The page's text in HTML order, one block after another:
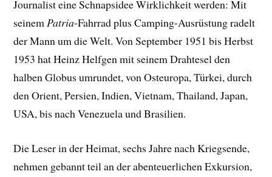
Journalist eine Schnapsidee Wirklichkeit werden: Mit
seinemPatria-Fahrrad plus Camping-Ausrüstung radelt
der Mann um die Welt. Von September 1951 bis Herbst
1953 hat Heinz Helfgen mit seinem Drahtesel den
halben Globus umrundet, von Osteuropa, Türkei, durch
den Orient, Persien, Indien, Vietnam, Thailand, Japan,
USA, bis nach Venezuela und Brasilien.
Die Leser in der Heimat, sechs Jahre nach Kriegsende,
nehmen gebannt teil an der abenteuerlichen Exkursion,